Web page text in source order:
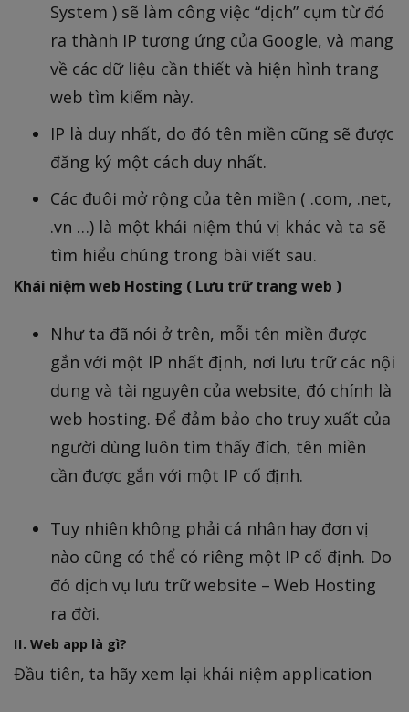
System ) sẽ làm công việc “dịch” cụm từ đó
ra thành IP tương ứng của Google, và mang
về các dữ liệu cần thiết và hiện hình trang
web tìm kiếm này.
IP là duy nhất, do đó tên miền cũng sẽ được
đăng ký một cách duy nhất.
Các đuôi mở rộng của tên miền ( .com, .net,
.vn …) là một khái niệm thú vị khác và ta sẽ
tìm hiểu chúng trong bài viết sau.
Khái niệm web Hosting ( Lưu trữ trang web )
Như ta đã nói ở trên, mỗi tên miền được
gắn với một IP nhất định, nơi lưu trữ các nội
dung và tài nguyên của website, đó chính là
web hosting. Để đảm bảo cho truy xuất của
người dùng luôn tìm thấy đích, tên miền
cần được gắn với một IP cố định.
Tuy nhiên không phải cá nhân hay đơn vị
nào cũng có thể có riêng một IP cố định. Do
đó dịch vụ lưu trữ website – Web Hosting
ra đời.
II. Web app là gì?
Đầu tiên, ta hãy xem lại khái niệm application